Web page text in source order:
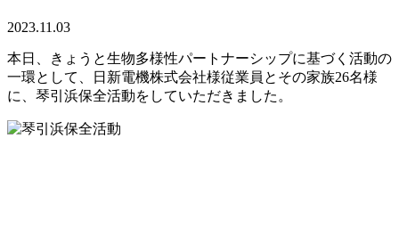
2023.11.03
本日、きょうと生物多様性パートナーシップに基づく活動の
一環として、日新電機株式会社様従業員とその家族26名様
に、琴引浜保全活動をしていただきました。